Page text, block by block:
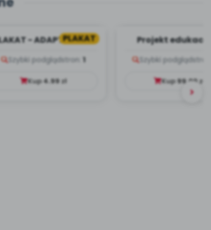
PLAKAT
- ADAPTACJA -
Szybki podglądstron: 1
Kup4.99zł
Projekt
Szybki podgląd
Kup99.00zł